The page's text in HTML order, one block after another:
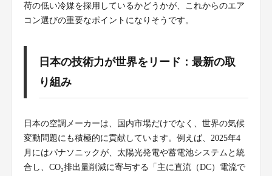
荷の低い冷媒を採用しているかどうかが、これからのエア
コン選びの重要なポイントになりそうです。
日本の技術力が世界をリード：最新の取
り組み
日本の空調メーカーは、国内市場だけでなく、世界の気候
変動問題にも積極的に貢献しています。例えば、2025年4
月にはパナソニックが、太陽光発電や蓄電池システムと統
合し、CO₂排出量削減に寄与する「主に直流（DC）電流で